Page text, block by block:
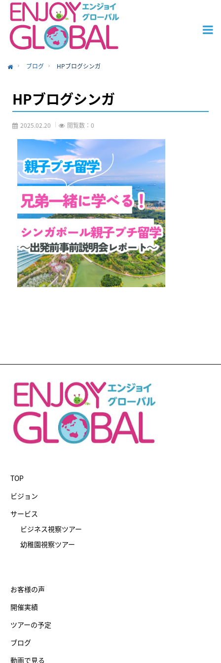
ブログ HPブログシンガ
HPブログシンガ
2025.02.20 閲覧数：0
TOP
ビジョン
サービス
ビジネス視察ツアー
幼稚園視察ツアー
お客様の声
開催実績
ツアーの予定
ブログ
動画で見る